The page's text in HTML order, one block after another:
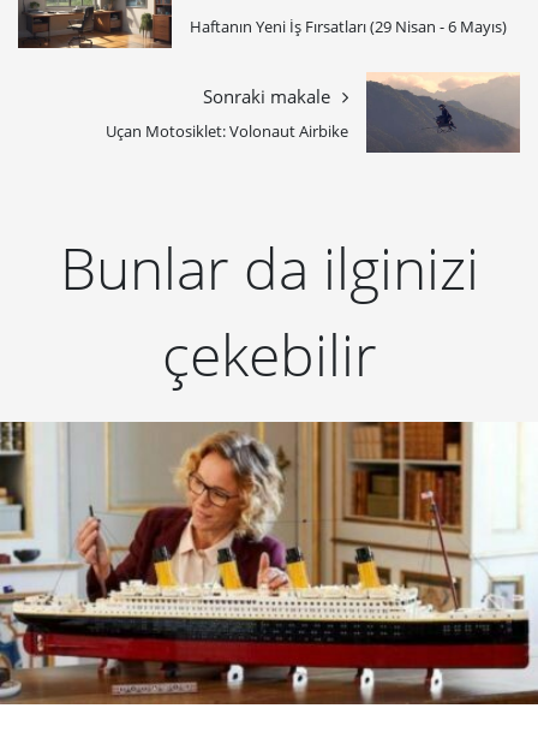
Haftanın Yeni İş Fırsatları (29 Nisan - 6 Mayıs)
Sonraki makale
Uçan Motosiklet: Volonaut Airbike
Bunlar da ilginizi
çekebilir